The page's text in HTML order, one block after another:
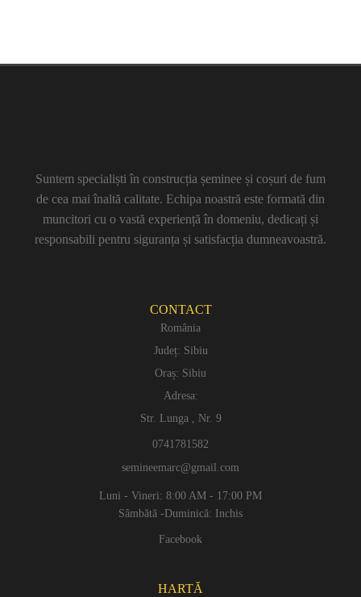
Suntem specialiști în construcția șeminee și coșuri de fum
de cea mai înaltă calitate. Echipa noastră este formată din
muncitori cu o vastă experiență în domeniu, dedicați și
responsabili pentru siguranța și satisfacția dumneavoastră.
CONTACT
România
Județ: Sibiu
Oraș: Sibiu
Adresa:
Str. Lunga , Nr. 9
0741781582
semineemarc@gmail.com
Luni - Vineri: 8:00 AM - 17:00 PM
Sâmbătă -Duminică: Inchis
Facebook
HARTĂ